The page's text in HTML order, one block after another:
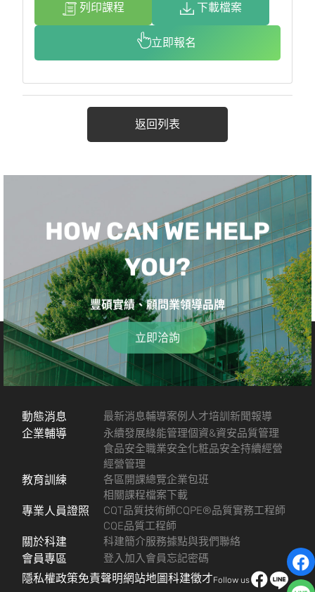
列印課程 下載檔案
立即報名
返回列表
HOW CAN WE HELP
YOU?
豐碩實績、顧問業領導品牌
立即洽詢
動態消息 最新消息輔導案例 人才培訓新聞報導
企業輔導 永續發展綠能管理個資&資安品質管理
食品安全職業安全化粧品安全持續經營
經營管理
教育訓練 各區開課總覽企業包班
相關課程檔案下載
專業人員證照 CQT品質技術師CQPE®品質實務工程師
CQE品質工程師
關於科建 科建簡介服務據點與我們聯絡
會員專區 登入加入會員忘記密碼
隱私權政策免責聲明網站地圖科建徵才Follow us